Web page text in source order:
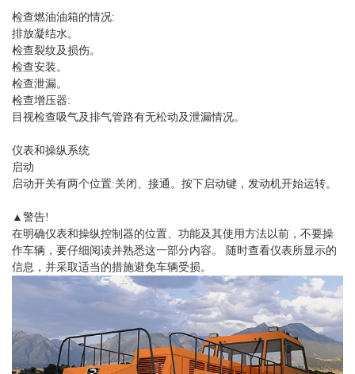
检查燃油油箱的情况:
排放凝结水。
检查裂纹及损伤。
检查安装。
检查泄漏。
检查增压器:
目视检查吸气及排气管路有无松动及泄漏情况。
仪表和操纵系统
启动
启动开关有两个位置:关闭、接通。按下启动键，发动机开始运转。
▲警告!
在明确仪表和操纵控制器的位置、功能及其使用方法以前，不要操
作车辆，要仔细阅读并熟悉这一部分内容。 随时查看仪表所显示的
信息，并采取适当的措施避免车辆受损。